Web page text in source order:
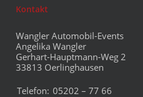
Kontakt
Wangler Automobil-Events
Angelika Wangler
Gerhart-Hauptmann-Weg 2
33813 Oerlinghausen
Telefon: 05202 – 77 66